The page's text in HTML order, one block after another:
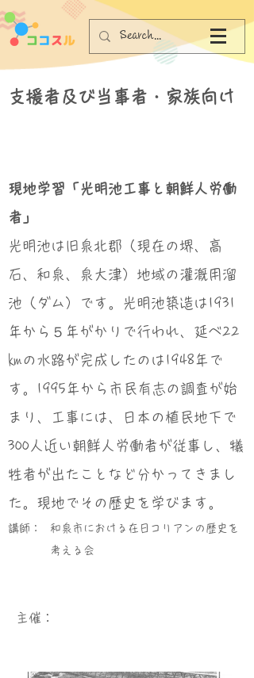
支援者及び当事者・家族向け
現地学習「光明池工事と朝鮮人労働
者」
光明池は旧泉北郡（現在の堺、高
石、和泉、泉大津）地域の灌漑用溜
池（ダム）です。光明池築造は1931
年から５年がかりで行われ、延べ22
㎞の水路が完成したのは1948年で
す。1995年から市民有志の調査が始
まり、工事には、日本の植民地下で
300人近い朝鮮人労働者が従事し、犠
牲者が出たことなど分かってきまし
た。現地でその歴史を学びます。
講師：
和泉市における在日コリアンの歴史を
考える会
​主催：